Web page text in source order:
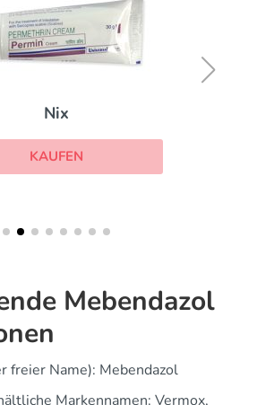
Nix
KAUFEN
Mebendazol
freier Name): Mebendazol
Markennamen: Vermox,